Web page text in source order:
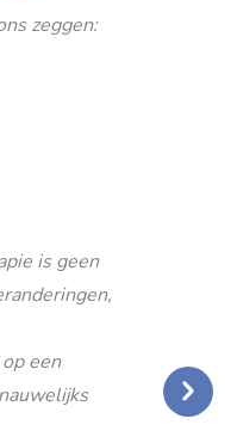
zeggen:
is geen
een